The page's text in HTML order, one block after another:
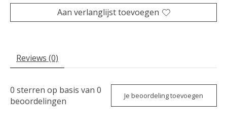
Aan verlanglijst toevoegen
Reviews (0)
0 sterren op basis van 0
beoordelingen
Je beoordeling toevoegen